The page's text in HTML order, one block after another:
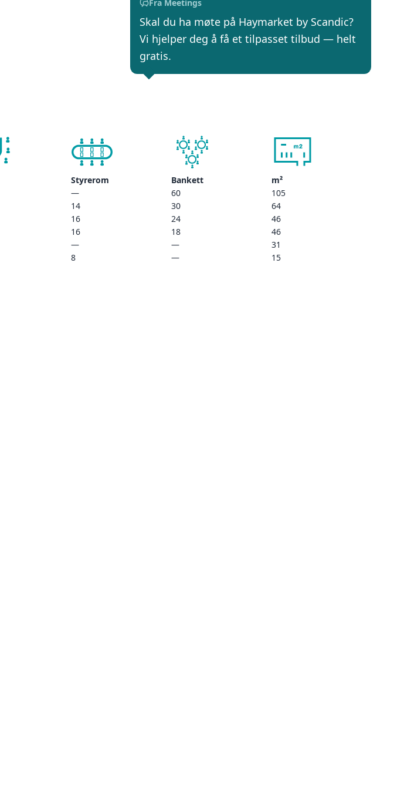
Fra Meetings
Skal du ha møte på Haymarket by Scandic?
Vi hjelper deg å få et tilpasset tilbud — helt
gratis.
Styrerom Bankett
m²
— 60
105
14 30
64
16 24
46
16 18
46
— —
31
8 — 15